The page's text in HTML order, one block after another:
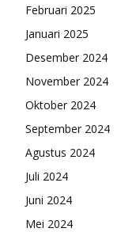
Februari 2025
Januari 2025
Desember 2024
November 2024
Oktober 2024
September 2024
Agustus 2024
Juli 2024
Juni 2024
Mei 2024